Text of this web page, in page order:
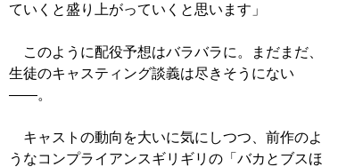
ていくと盛り上がっていくと思います」
このように配役予想はバラバラに。まだまだ、
生徒のキャスティング談義は尽きそうにない
――。
キャストの動向を大いに気にしつつ、前作のよ
うなコンプライアンスギリギリの「バカとブスほ